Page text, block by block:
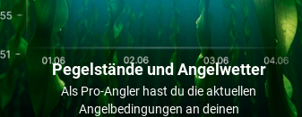
Pegelstände und Angelwetter
Als Pro-Angler hast du die aktuellen
Angelbedingungen an deinen